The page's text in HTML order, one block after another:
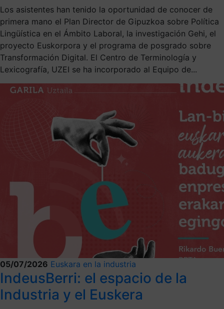
Los asistentes han tenido la oportunidad de conocer de
primera mano el Plan Director de Gipuzkoa sobre Política
Lingüística en el Ámbito Laboral, la investigación Gehi, el
proyecto Euskorpora y el programa de posgrado sobre
Transformación Digital. El Centro de Terminología y
Lexicografía, UZEI se ha incorporado al Equipo de...
05/07/2026 Euskara en la industria
IndeusBerri: el espacio de la
Industria y el Euskera